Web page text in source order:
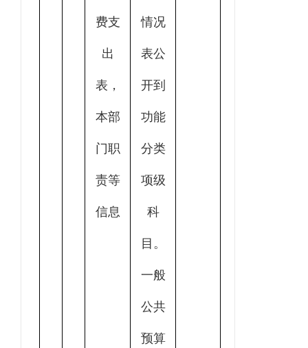
费支
出
表，
本部
门职
责等
信息
情况
表公
开到
功能
分类
项级
科
目。
一般
公共
预算